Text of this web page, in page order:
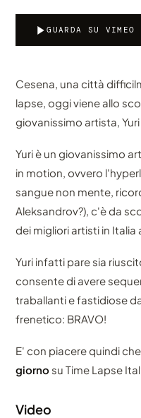
GUARDA SU VIMEO
Cesena, una città
lapse, oggi viene allo
giovanissimo artista, Yuri
Yuri è un giovanissimo
in motion, ovvero
sangue non mente,
Aleksandrov?), c'è da
dei migliori artisti in
Yuri infatti pare sia
consente di avere
traballanti e fastidiose
frenetico: BRAVO!
E' con piacere quindi che
giorno su Time Lapse
Video